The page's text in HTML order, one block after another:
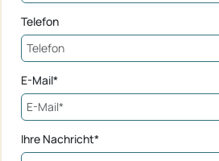
Telefon
E-Mail*
Ihre Nachricht*